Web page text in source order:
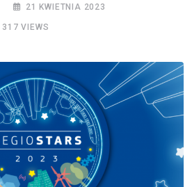
21 KWIETNIA 2023
317 VIEWS